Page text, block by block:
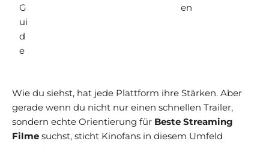
G
ui
d
e
en
Wie du siehst, hat jede Plattform ihre Stärken. Aber
gerade wenn du nicht nur einen schnellen Trailer,
sondern echte Orientierung für Beste Streaming
Filme suchst, sticht Kinofans in diesem Umfeld